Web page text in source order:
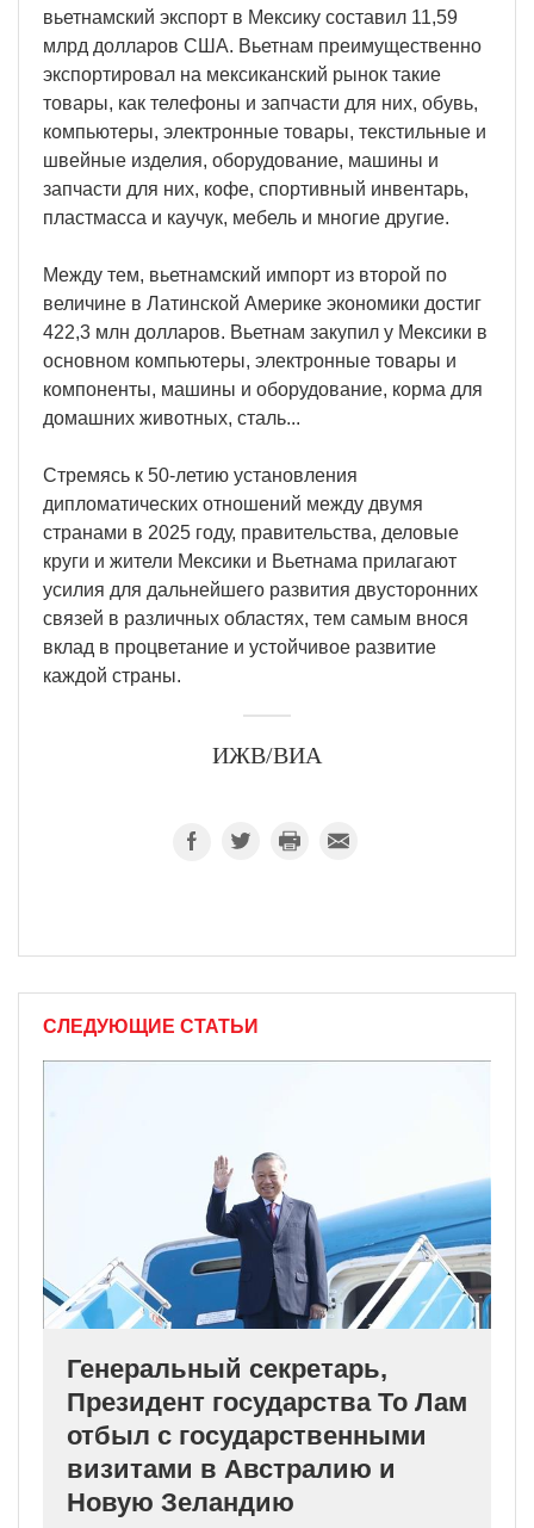
вьетнамский экспорт в Мексику составил 11,59
млрд долларов США. Вьетнам преимущественно
экспортировал на мексиканский рынок такие
товары, как телефоны и запчасти для них, обувь,
компьютеры, электронные товары, текстильные и
швейные изделия, оборудование, машины и
запчасти для них, кофе, спортивный инвентарь,
пластмасса и каучук, мебель и многие другие.
Между тем, вьетнамский импорт из второй по
величине в Латинской Америке экономики достиг
422,3 млн долларов. Вьетнам закупил у Мексики в
основном компьютеры, электронные товары и
компоненты, машины и оборудование, корма для
домашних животных, сталь...
Стремясь к 50-летию установления
дипломатических отношений между двумя
странами в 2025 году, правительства, деловые
круги и жители Мексики и Вьетнама прилагают
усилия для дальнейшего развития двусторонних
связей в различных областях, тем самым внося
вклад в процветание и устойчивое развитие
каждой страны.
ИЖВ/ВИА
СЛЕДУЮЩИЕ СТАТЬИ
Генеральный секретарь,
Президент государства То Лам
отбыл с государственными
визитами в Австралию и
Новую Зеландию